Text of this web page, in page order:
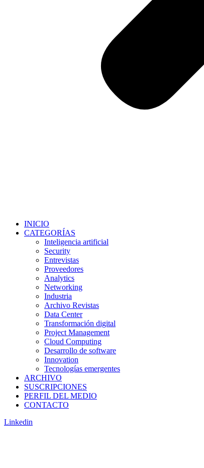
INICIO
CATEGORÍAS
Inteligencia artificial
Security
Entrevistas
Proveedores
Analytics
Networking
Industria
Archivo Revistas
Data Center
Transformación digital
Project Management
Cloud Computing
Desarrollo de software
Innovation
Tecnologías emergentes
ARCHIVO
SUSCRIPCIONES
PERFIL DEL MEDIO
CONTACTO
Linkedin